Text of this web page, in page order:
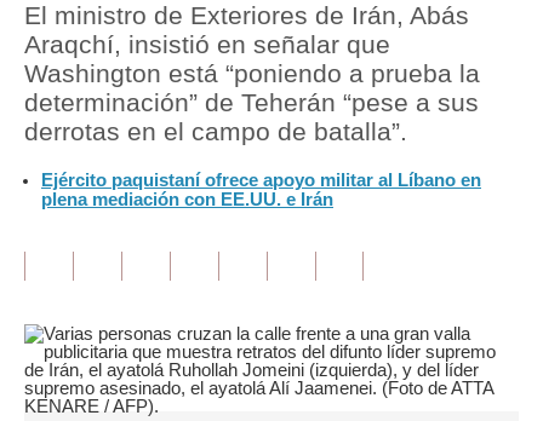
Política
Tu Dinero
Finanzas Personales
Inmobiliarias
Opinión
Editorial
Pregunta de hoy
El ministro de Exteriores de Irán, Abás
Araqchí, insistió en señalar que
Washington está “poniendo a prueba la
determinación” de Teherán “pese a sus
derrotas en el campo de batalla”.
Ejército paquistaní ofrece apoyo militar al Líbano en
plena mediación con EE.UU. e Irán